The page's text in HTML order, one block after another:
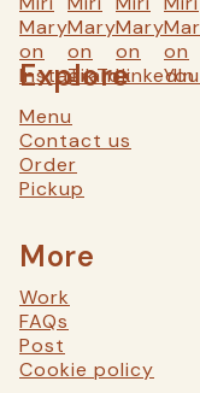
Explore
Menu
Contact us
Order
Pickup
More
Work
FAQs
Post
Cookie policy